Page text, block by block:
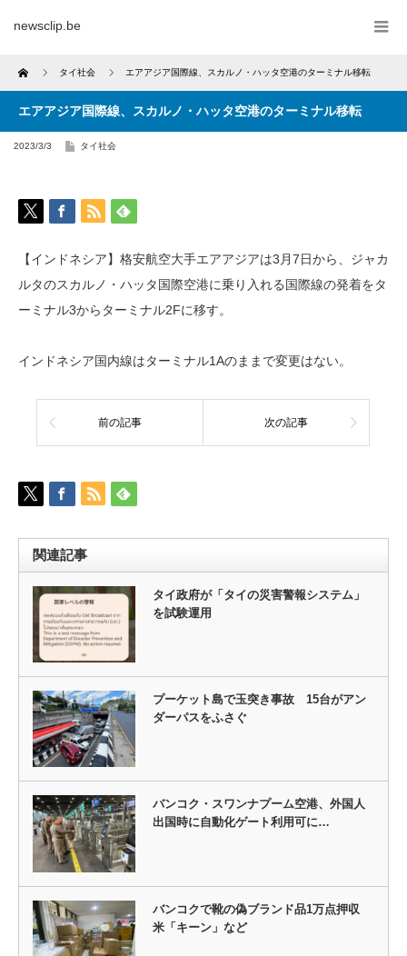
newsclip.be
Home タイ社会 エアアジア国際線、スカルノ・ハッタ空港のターミナル移転
エアアジア国際線、スカルノ・ハッタ空港のターミナル移転
2023/3/3 タイ社会
【インドネシア】格安航空大手エアアジアは3月7日から、ジャカ
ルタのスカルノ・ハッタ国際空港に乗り入れる国際線の発着をタ
ーミナル3からターミナル2Fに移す。
インドネシア国内線はターミナル1Aのままで変更はない。
前の記事 次の記事
関連記事
タイ政府が「タイの災害警報システム」
を試験運用
プーケット島で玉突き事故 15台がアン
ダーパスをふさぐ
バンコク・スワンナプーム空港、外国人
出国時に自動化ゲート利用可に…
バンコクで靴の偽ブランド品1万点押収
米「キーン」など